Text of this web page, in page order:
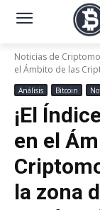
Noticias de
el Ámbito de las
Análisis Bitcoin
¡El
en el
la zona